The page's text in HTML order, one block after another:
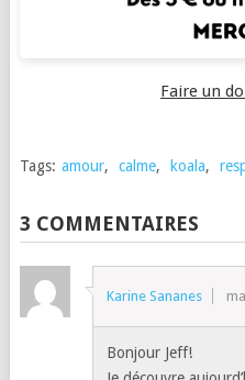
Faire un
Tags: amour, calme, koala,
3 COMMENTAIRES
Karine Sananes
Bonjour Jeff!